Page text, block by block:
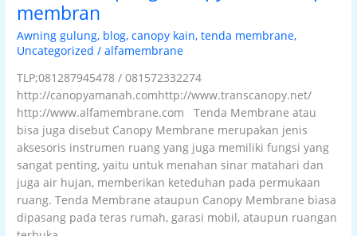
membran
Awning gulung, blog,canopy kain,tenda membrane,
Uncategorized /alfamembrane
TLP;081287945478 / 081572332274
http://canopyamanah.comhttp://www.transcanopy.net/
http://www.alfamembrane.com Tenda Membrane atau
bisa juga disebut Canopy Membrane merupakan jenis
aksesoris instrumen ruang yang juga memiliki fungsi yang
sangat penting, yaitu untuk menahan sinar matahari dan
juga air hujan, memberikan keteduhan pada permukaan
ruang. Tenda Membrane ataupun Canopy Membrane biasa
dipasang pada teras rumah, garasi mobil, ataupun ruangan